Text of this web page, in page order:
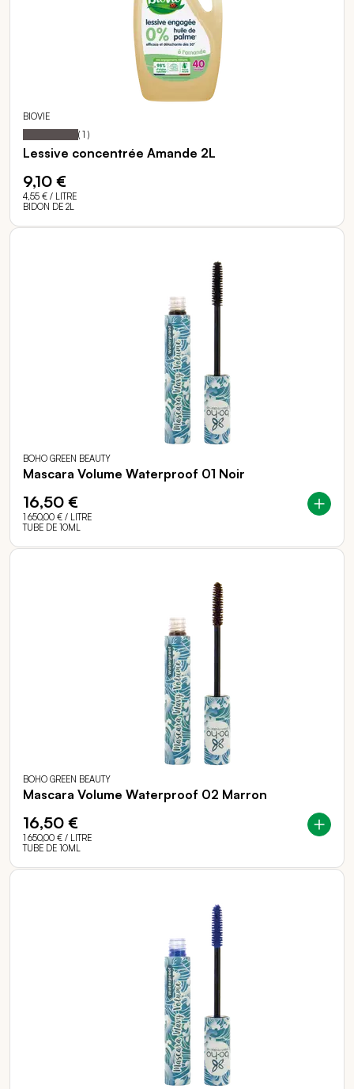
BIOVIE
Notation: 100
% of
( 1 )
Lessive concentrée Amande 2L
9,10 €
4,55 € / LITRE
BIDON DE 2L
BOHO GREEN BEAUTY
Mascara Volume Waterproof 01 Noir
16,50 €
1 650,00 € / LITRE
TUBE DE 10ML
BOHO GREEN BEAUTY
Mascara Volume Waterproof 02 Marron
16,50 €
1 650,00 € / LITRE
TUBE DE 10ML